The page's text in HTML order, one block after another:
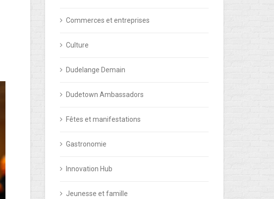
Commerces et entreprises
Culture
Dudelange Demain
Dudetown Ambassadors
Fêtes et manifestations
Gastronomie
Innovation Hub
Jeunesse et famille